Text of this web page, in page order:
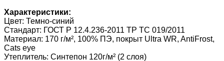
Характеристики:
Цвет: Темно-синий
Стандарт: ГОСТ Р 12.4.236-2011 ТР ТС 019/2011
Материал: 170 г/м², 100% ПЭ, покрыт Ultra WR, AntiFrost,
Cats eye
Утеплитель: Синтепон 120г/м² (2 слоя)